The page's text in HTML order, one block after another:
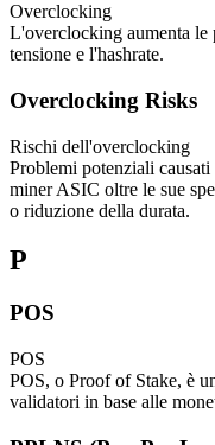
Overclocking
L'overclocking aumenta le
tensione e l'hashrate.
Overclocking Risks
Rischi dell'overclocking
Problemi potenziali
miner ASIC oltre le sue
o riduzione della durata.
P
POS
POS
POS, o Proof of Stake, è
validatori in base alle